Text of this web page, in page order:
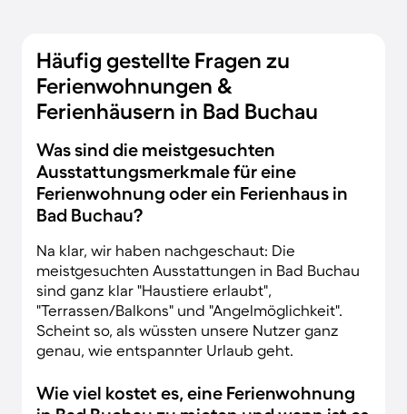
Häufig gestellte Fragen zu
Ferienwohnungen &
Ferienhäusern in Bad Buchau
Was sind die meistgesuchten
Ausstattungsmerkmale für eine
Ferienwohnung oder ein Ferienhaus in
Bad Buchau?
Na klar, wir haben nachgeschaut: Die
meistgesuchten Ausstattungen in Bad Buchau
sind ganz klar "Haustiere erlaubt",
"Terrassen/Balkons" und "Angelmöglichkeit".
Scheint so, als wüssten unsere Nutzer ganz
genau, wie entspannter Urlaub geht.
Wie viel kostet es, eine Ferienwohnung